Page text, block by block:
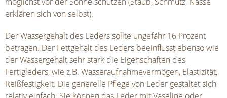
erklären sich von selbst).
Der Wassergehalt des Leders sollte ungefähr 16 Prozent
betragen. Der Fettgehalt des Leders beeinflusst ebenso wie
der Wassergehalt sehr stark die Eigenschaften des
Fertigleders, wie z.B. Wasseraufnahmevermögen, Elastizität,
Reißfestigkeit. Die generelle Pflege von Leder gestaltet sich
relativ einfach. Sie können das Leder mit Vaseline oder